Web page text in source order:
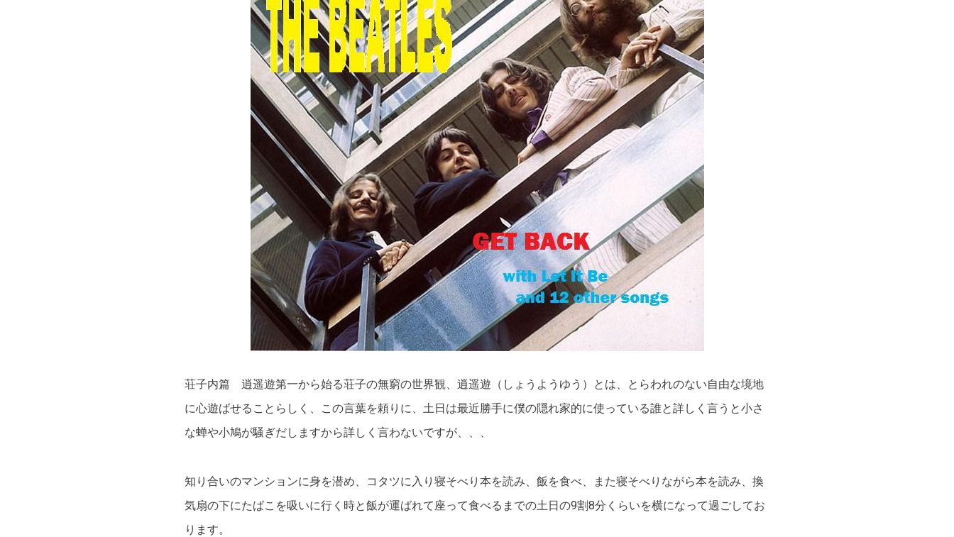
荘子内篇 逍遥遊第一から始る荘子の無窮の世界観、逍遥遊（しょうようゆう）とは、とらわれのない自由な境地
に心遊ばせることらしく、この言葉を頼りに、土日は最近勝手に僕の隠れ家的に使っている誰と詳しく言うと小さ
な蝉や小鳩が騒ぎだしますから詳しく言わないですが、、、
知り合いのマンションに身を潜め、コタツに入り寝そべり本を読み、飯を食べ、また寝そべりながら本を読み、換
気扇の下にたばこを吸いに行く時と飯が運ばれて座って食べるまでの土日の9割8分くらいを横になって過ごしてお
ります。